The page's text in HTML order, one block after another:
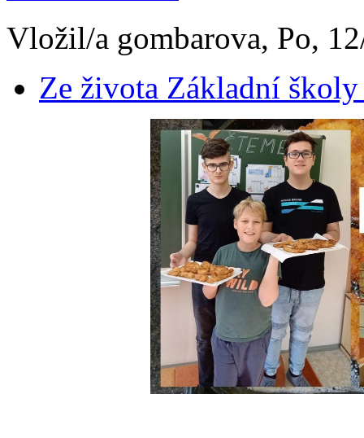
Vložil/a gombarova, Po,
Ze života Základní